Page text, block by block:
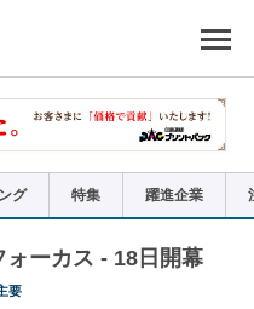
グ 特集 躍進企業
ーカス - 18日開幕
要